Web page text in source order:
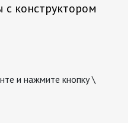
конструктором
и нажмите кнопку \